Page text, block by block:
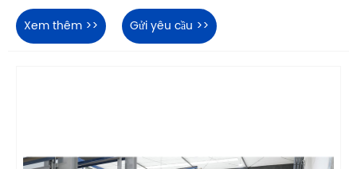
Xem thêm >> Gửi yêu cầu >>